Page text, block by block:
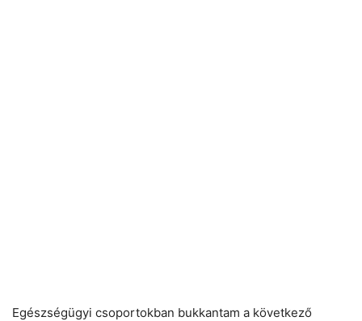
Egészségügyi csoportokban bukkantam a következő